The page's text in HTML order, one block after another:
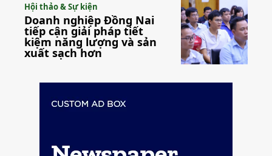
Hội thảo & Sự kiện
Doanh nghiệp Đồng Nai
tiếp cận giải pháp tiết
kiệm năng lượng và sản
xuất sạch hơn